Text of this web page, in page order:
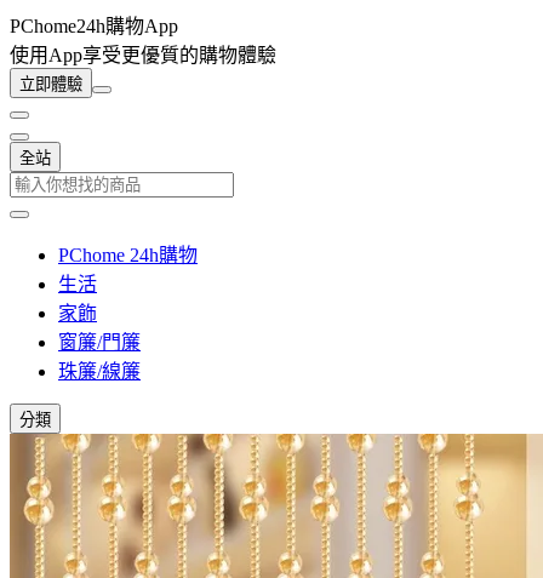
PChome24h購物App
使用App享受更優質的購物體驗
立即體驗
全站
PChome 24h購物
生活
家飾
窗簾/門簾
珠簾/線簾
分類